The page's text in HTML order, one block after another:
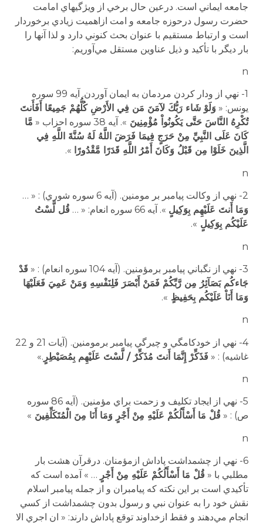
جامعه ايماني است. درعين حال برخي از ويژگيهاي امامت
حضرت رسول درحوزه جامعه و امت ازاهميت زيادي برخوردار
است و ارتباط مستقيم با عنوان بحث كنوني دارد و لذا آنها را
بار ديگر با تأكيد و ذيل عناوين مستقل مي‌آوريم:
n
1- نهي از ودار كردن مردمان به ايمان آوردن. آيه 99 سوره
يونس: « وَلَوْ شَاء رَبُّكَ لآمَنَ مَن فِي الأَرْضِ كُلُّهُمْ جَمِيعًا أَفَأَنتَ
تُكْرِهُ النَّاسَ حَتَّى يَكُونُواْ مُؤْمِنِينَ ». آيه 38 سوره احزاب «
مَّا
كَانَ عَلَى النَّبِيِّ مِنْ حَرَجٍ فِيمَا فَرَضَ اللَّهُ لَهُ سُنَّةَ اللَّهِ فِي
الَّذِينَ خَلَوْا مِن قَبْلُ وَكَانَ أَمْرُ اللَّهِ قَدَرًا مَّقْدُورًا ».
n
2- نهي از وكالت پيامبر بر مومنين. (آيه 6 سوره شوري) : « …
وَمَا أَنتَ عَلَيْهِم بِوَكِيلٍ ». آيه 66 سوره انعام: « …
قُل لَّسْتُ
عَلَيْكُم بِوَكِيلٍ ».
n
3- نهي از نگباني پيامبر برمؤمنين. (آيه 104 سوره انعام) : «
قَدْ
جَاءكُم بَصَآئِرُ مِن رَّبِّكُمْ فَمَنْ أَبْصَرَ فَلِنَفْسِهِ وَمَنْ عَمِيَ فَعَلَيْهَا
وَمَا أَنَاْ عَلَيْكُم بِحَفِيظٍ ».
n
4- نهي از خودكامگي و چيرگي پيامبر برمومنين. (آيات 21 و 22
غاشيه) : « فَذَكِّرْ إِنَّمَا أَنتَ مُذَكِّرٌ/ لَّسْتَ عَلَيْهِم بِمُصَيْطِرٍ .»
n
5- نهي از ايجاد تكليف و زحمت براي مؤمنين. (آيه 86 سوره
ص) : « قُلْ مَا أَسْأَلُكُمْ عَلَيْهِ مِنْ أَجْرٍ وَمَا أَنَا مِنَ الْمُتَكَلِّفِينَ »
n
6- نهي از چشمداشت پاداش ازمؤمنان. درقرآن هشت بار
مطلبي با « قُلْ مَا أَسْأَلُكُمْ عَلَيْهِ مِنْ أَجْرٍ … » آمده است كه
تأكيدي است بر اين نكته كه پيامبران و از جمله پيامبر اسلام
نقش خود را به عنوان نبي و رسول بدون چشمداشت از كسي
انجام مي‌دهند و فقط ازخداوند توقع پاداش دارند: « ان اجري الا